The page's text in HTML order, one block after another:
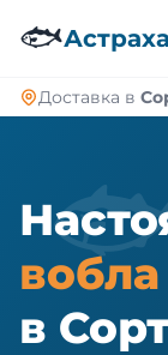
🐟
Доставка в
вобла
в